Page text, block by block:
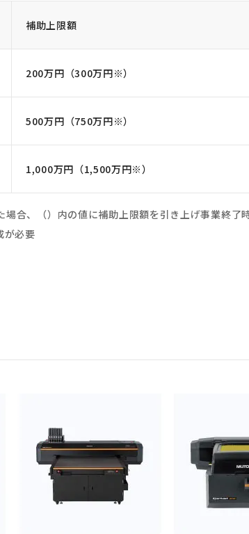
補助上限額
200万円（300万円※）
500万円（750万円※）
1,000万円（1,500万円※）
場合、（）内の値に補助上限額を引き上げ事業終
が必要